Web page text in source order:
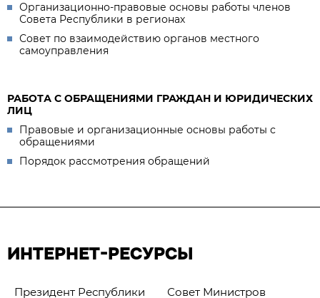
Организационно-правовые основы работы членов
Совета Республики в регионах
Совет по взаимодействию органов местного
самоуправления
РАБОТА С ОБРАЩЕНИЯМИ ГРАЖДАН И ЮРИДИЧЕСКИХ
ЛИЦ
Правовые и организационные основы работы с
обращениями
Порядок рассмотрения обращений
ИНТЕРНЕТ-РЕСУРСЫ
Президент Республики
Совет Министров